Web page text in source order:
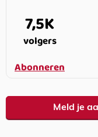
7,5K
volgers
Abonneren
Meld je